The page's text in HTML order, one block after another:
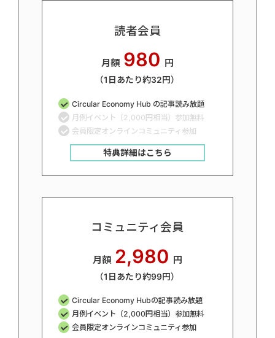
読者会員
月額 980 円
（1日あたり約32円）
Circular Economy Hub の記事読み放題
月例イベント（2,000円相当）参加無料
会員限定オンラインコミュニティ参加
特典詳細はこちら
コミュニティ会員
月額 2,980 円
（1日あたり約99円）
Circular Economy Hubの記事読み放題
月例イベント（2,000円相当）参加無料
会員限定オンラインコミュニティ参加